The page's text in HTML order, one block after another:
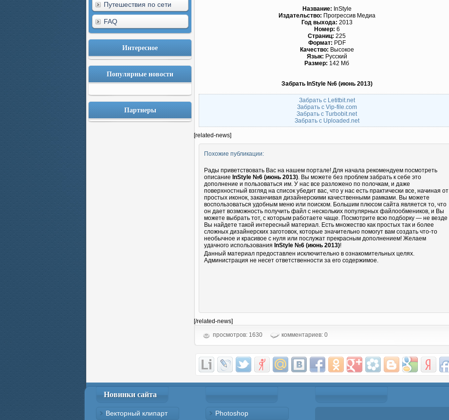
Путешествия по сети
FAQ
Интересное
Популярные новости
Партнеры
Название: InStyle
Издательство: Прогрессив Медиа
Год выхода: 2013
Номер: 6
Страниц: 225
Формат: PDF
Качество: Высокое
Язык: Русский
Размер: 142 Мб
Забрать InStyle №6 (июнь 2013)
Забрать с Letitbit.net
Забрать с Vip-file.com
Забрать с Turbobit.net
Забрать с Uploaded.net
[related-news]
Похожие публикации:
Рады приветствовать Вас на нашем портале! Для начала рекомендуем посмотреть
описание InStyle №6 (июнь 2013). Вы можете без проблем забрать к себе это
дополнение и пользоваться им. У нас все разложено по полочкам, и даже
поверхностный взгляд на список убедит вас, что у нас есть практически все, начиная от
простых иконок, заканчивая дизайнерскими качественными рамками. Вы можете
воспользоваться удобным меню или поиском. Большим плюсом сайта является то, что
он дает возможность получить файл с нескольких популярных файлообмеников, и Вы
можете выбрать тот, с которым работаете чаще. Посмотрите всю подборку — не везде
Вы найдете такой интересный материал. Есть множество как простых так и более
сложных дизайнерских заготовок, которые значительно помогут вам создать что-то
необычное и красивое с нуля или послужат прекрасным дополнением! Желаем
удачного использования InStyle №6 (июнь 2013)!
Данный материал предоставлен исключительно в ознакомительных целях.
Администрация не несет ответственности за его содержимое.
[/related-news]
просмотров: 1630
комментариев: 0
Новинки сайта
Векторный клипарт Photoshop